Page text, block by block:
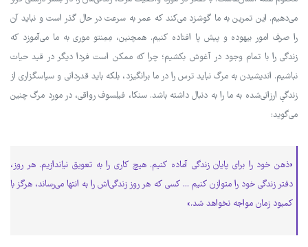
می‌دهیم. این تمرین به ما گوشزد می‌کند که عمر به سرعت در حال گذر است و نباید آن
را صرف امور بیهوده و پیش پا افتاده کنیم. همچنین، مِمِنتو موری به ما می‌آموزد که
زندگی را با تمام وجود در آغوش بکشیم؛ چرا که ممکن است فردا دیگر در قید حیات
نباشیم. اندیشیدن به مرگ نباید ترس را در ما برانگیزد، بلکه باید قدردانی و سپاسگزاری از
زندگیِ ارزانی‌شده به ما را به دنبال داشته باشد. سنکا، فیلسوف رواقی، در مورد مرگ چنین
می‌گوید:
«ذهن خود را برای پایان زندگی آماده کنیم. هیچ کاری را به تعویق نیاندازیم. هر روز،
دفتر زندگی خود را متوازن کنیم ... کسی که هر روز زندگی‌اش را به انتها می‌رساند، هرگز با
کمبود زمان مواجه نخواهد شد.»